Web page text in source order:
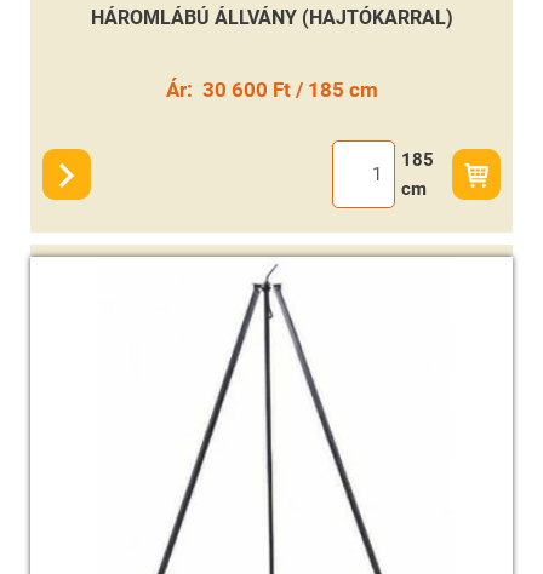
HÁROMLÁBÚ ÁLLVÁNY (HAJTÓKARRAL)
Ár: 30 600 Ft / 185 cm
185
cm